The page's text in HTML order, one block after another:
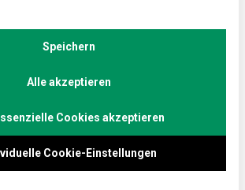
die
backen zwei Drittel der
Weihnachtsgebäck, so eine
Umfrage. Diese süßen Zutaten
im Backfieber. In der
backen zwei Drittel wieder
wie Vanillekipferl, Zimtsterne
Speichern
Alle akzeptieren
Cookies akzeptieren
Cookie-Einstellungen